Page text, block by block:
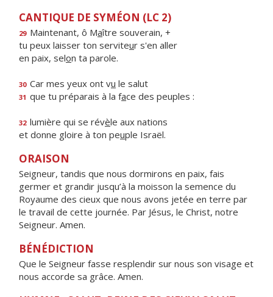
CANTIQUE DE SYMÉON (LC 2)
29 Maintenant, ô Maître souverain, +
tu peux laisser ton serviteur s'en aller
en paix, selon ta parole.
30 Car mes yeux ont vu le salut
31 que tu préparais à la face des peuples :
32 lumière qui se révèle aux nations
et donne gloire à ton peuple Israël.
ORAISON
Seigneur, tandis que nous dormirons en paix, fais
germer et grandir jusqu’à la moisson la semence du
Royaume des cieux que nous avons jetée en terre par
le travail de cette journée. Par Jésus, le Christ, notre
Seigneur. Amen.
BÉNÉDICTION
Que le Seigneur fasse resplendir sur nous son visage et
nous accorde sa grâce. Amen.